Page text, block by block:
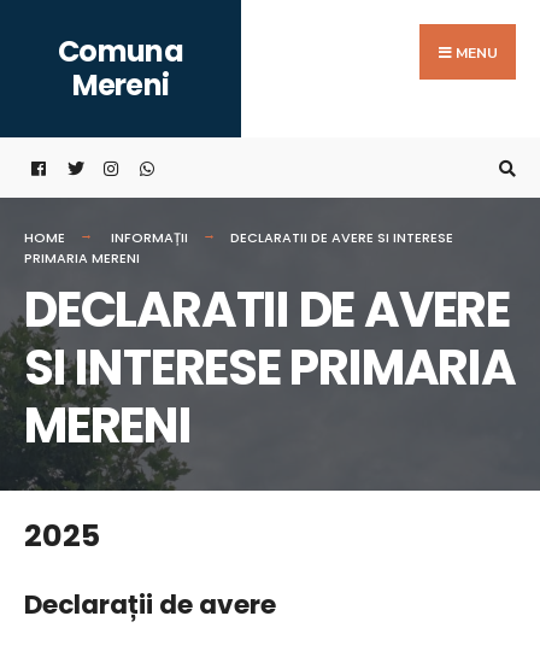
content
Comuna
Mereni
MENU
HOME INFORMAȚII
DECLARATII DE AVERE SI INTERESE
PRIMARIA MERENI
DECLARATII DE AVERE
SI INTERESE PRIMARIA
MERENI
2025
Declarații de avere
for: